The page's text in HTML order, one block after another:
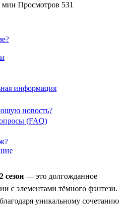
мин Просмотров 531
информация
новость?
(FAQ)
сезон — это долгожданное
с элементами тёмного фэнтези.
уникальному сочетанию